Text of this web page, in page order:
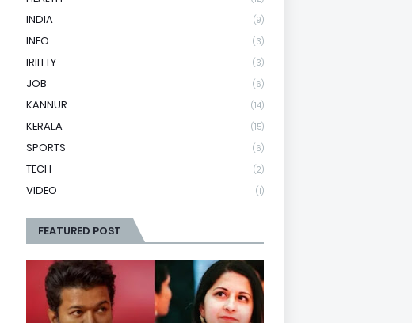
INDIA (9)
INFO (3)
IRIITTY (3)
JOB (6)
KANNUR (14)
KERALA (15)
SPORTS (6)
TECH (2)
VIDEO (1)
FEATURED POST